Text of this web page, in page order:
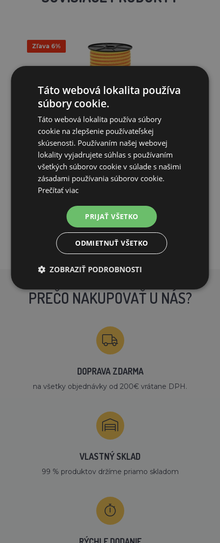
Zľava 6%
Páska pre elektrický ohradník, priemer 10 mm, 250 m,
žlto-or...
10,93€
10,27€
PRIDAŤ DO KOŠÍKA
PREČO NAKUPOVAŤ U NÁS?
DOPRAVA ZDARMA
na všetky objednávky od 200€ vrátane DPH.
VLASTNÝ SKLAD
99 % produktov držíme priamo skladom
Táto webová lokalita používa
súbory cookie.
Táto webová lokalita používa súbory
cookie na zlepšenie používateľskej
skúsenosti. Používaním našej webovej
lokality vyjadrujete súhlas s používaním
všetkých súborov cookie v súlade s našimi
zásadami používania súborov cookie.
Prečítať viac
PRIJAŤ VŠETKO
ODMIETNUŤ VŠETKO
ZOBRAZIŤ PODROBNOSTI